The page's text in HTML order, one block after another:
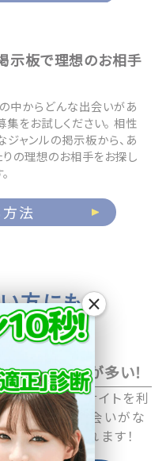
示板で理想のお相手
中からどんな出会いがあ
をお試しください。 相性
ャンルの掲示板から、あ
の理想のお相手をお探し
法
方にも
つかる
ブユーザーが多い！
性・女性がサイトを利
活の中で出会いがな
ャンスが訪れます！
×